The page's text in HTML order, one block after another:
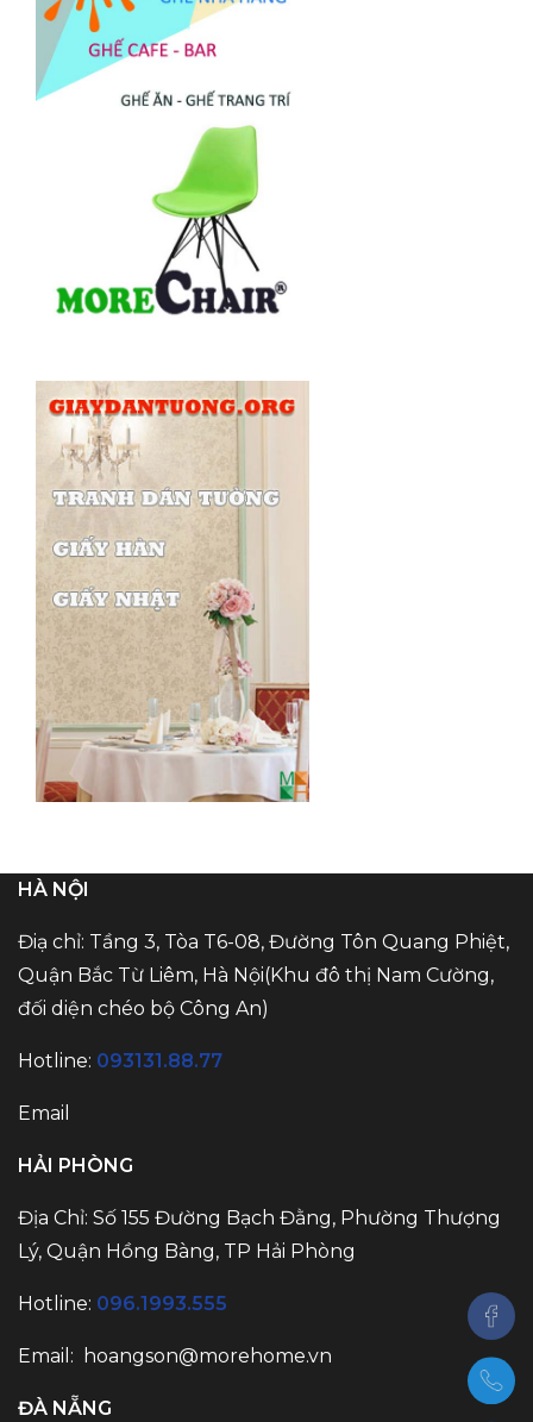
HÀ NỘI
Điạ chỉ: Tầng 3, Tòa T6-08, Đường Tôn Quang Phiệt,
Quận Bắc Từ Liêm, Hà Nội(Khu đô thị Nam Cường,
đối diện chéo bộ Công An)
Hotline: 093131.88.77
Email
HẢI PHÒNG
Địa Chỉ: Số 155 Đường Bạch Đằng, Phường Thượng
Lý, Quận Hồng Bàng, TP Hải Phòng
Hotline: 096.1993.555
Email: hoangson@morehome.vn
ĐÀ NẴNG